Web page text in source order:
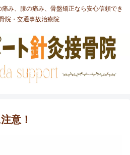
み、膝の痛み、骨盤矯正なら安心信頼でき
院・交通事故治療院
意！